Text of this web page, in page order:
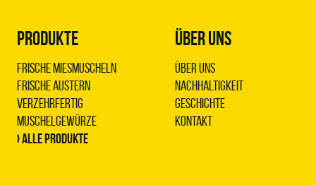
PRODUKTE
Frische Miesmuscheln
Frische Austern
Verzehrfertig
Muschelgewürze
› Alle Produkte
ÜBER UNS
Über uns
Nachhaltigkeit
Geschichte
Kontakt